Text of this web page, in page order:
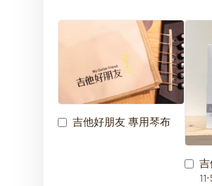
吉他好朋友 專用琴布